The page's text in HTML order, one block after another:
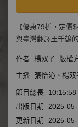
【優惠79折，定
與臺灣翻譯王千鶴
作者 楊双子 版權
主播
張怡沁 楊双
節目總長
10:15:58
出版日期
2025-
更新日期
2025-